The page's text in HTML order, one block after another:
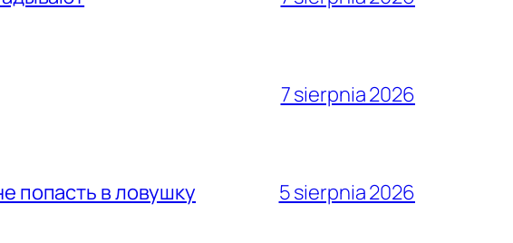
7 sierpnia 2026
попасть в ловушку 5 sierpnia 2026